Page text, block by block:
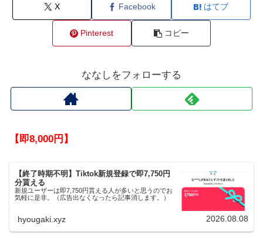
X Facebook はてブ
Pinterest コピー
ななしをフォローする
【即8,000円】
【終了時期不明】Tiktok新規登録で即7,750円
分貰える
新規ユーザーは即7,750円貰える人が多いと思うのでお
気軽に是非。（広告出なくなったら記事消します。）
hyougaki.xyz 2026.08.08